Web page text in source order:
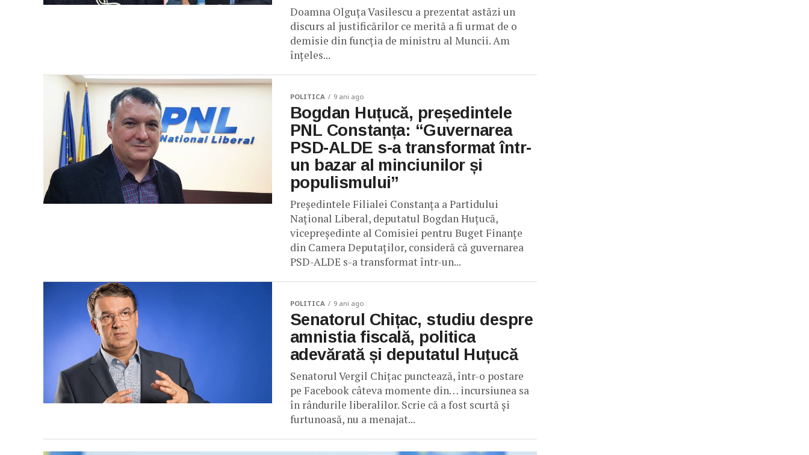
Doamna Olguța Vasilescu a prezentat astăzi un
discurs al justificărilor ce merită a fi urmat de o
demisie din funcția de ministru al Muncii. Am
înțeles...
POLITICA 9 ani ago
Bogdan Huțucă, președintele
PNL Constanța: “Guvernarea
PSD-ALDE s-a transformat într-
un bazar al minciunilor și
populismului”
Președintele Filialei Constanța a Partidului
Național Liberal, deputatul Bogdan Huțucă,
vicepreședinte al Comisiei pentru Buget Finanțe
din Camera Deputaților, consideră că guvernarea
PSD-ALDE s-a transformat într-un...
POLITICA 9 ani ago
Senatorul Chițac, studiu despre
amnistia fiscală, politica
adevărată și deputatul Huțucă
Senatorul Vergil Chițac punctează, într-o postare
pe Facebook câteva momente din… incursiunea sa
în rândurile liberalilor. Scrie că a fost scurtă și
furtunoasă, nu a menajat...